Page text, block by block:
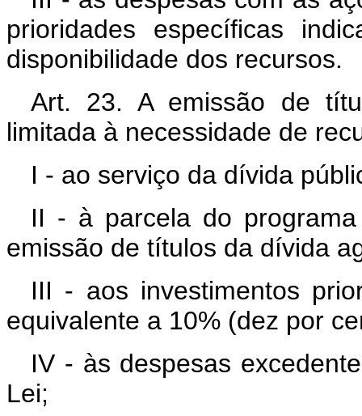
prioridades específicas
disponibilidade dos recursos.
Art. 23. A emissão de
limitada à necessidade de
I - ao serviço da dívida
II - à parcela do
emissão de títulos da dívida
III - aos investimentos
equivalente a 10% (dez por
IV - às despesas
Lei;